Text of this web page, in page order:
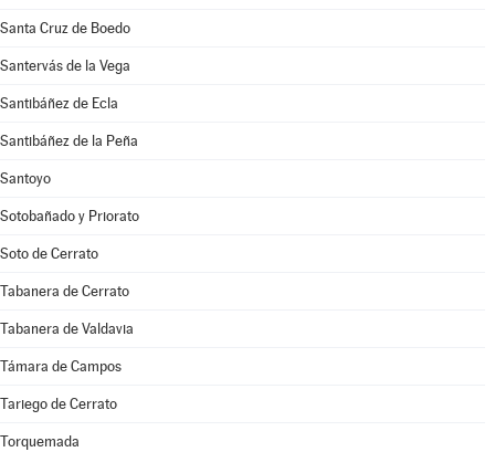
Santa Cruz de Boedo
Santervás de la Vega
Santibáñez de Ecla
Santibáñez de la Peña
Santoyo
Sotobañado y Priorato
Soto de Cerrato
Tabanera de Cerrato
Tabanera de Valdavia
Támara de Campos
Tariego de Cerrato
Torquemada